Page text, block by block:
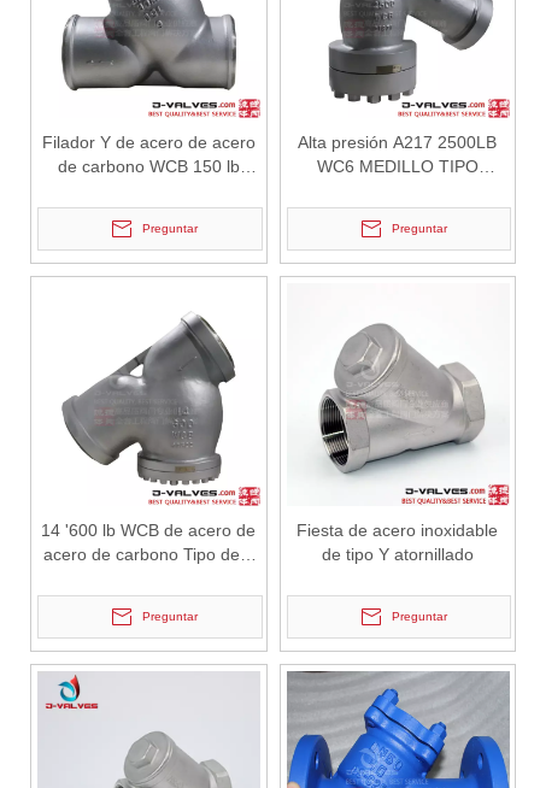
2026-06-30
En los sistemas de tuberías industriales, la protección de
Filador Y de acero de acero
de carbono WCB 150 lb
Preguntar
Alta presión A217 2500LB
WC6 MEDILLO TIPO
FITRADOR
Preguntar
14 '600 lb WCB de acero de
acero de carbono Tipo de y
Preguntar
Fiesta de acero inoxidable
de tipo Y atornillado
Preguntar